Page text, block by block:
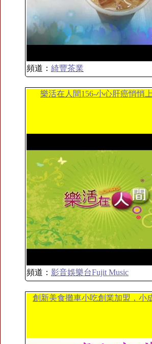
頻道： 綺豐茶業
樂活在人間156-小心肝癌悄悄
頻道： 影音娛樂台Fujit Music
創新美食攤車小吃創業加盟，小